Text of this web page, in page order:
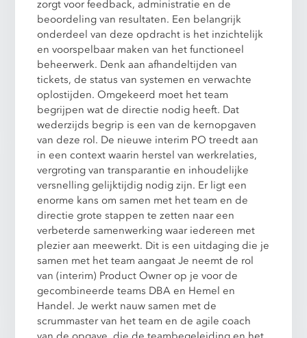
zorgt voor feedback, administratie en de
beoordeling van resultaten. Een belangrijk
onderdeel van deze opdracht is het inzichtelijk
en voorspelbaar maken van het functioneel
beheerwerk. Denk aan afhandeltijden van
tickets, de status van systemen en verwachte
oplostijden. Omgekeerd moet het team
begrijpen wat de directie nodig heeft. Dat
wederzijds begrip is een van de kernopgaven
van deze rol. De nieuwe interim PO treedt aan
in een context waarin herstel van werkrelaties,
vergroting van transparantie en inhoudelijke
versnelling gelijktijdig nodig zijn. Er ligt een
enorme kans om samen met het team en de
directie grote stappen te zetten naar een
verbeterde samenwerking waar iedereen met
plezier aan meewerkt. Dit is een uitdaging die je
samen met het team aangaat Je neemt de rol
van (interim) Product Owner op je voor de
gecombineerde teams DBA en Hemel en
Handel. Je werkt nauw samen met de
scrummaster van het team en de agile coach